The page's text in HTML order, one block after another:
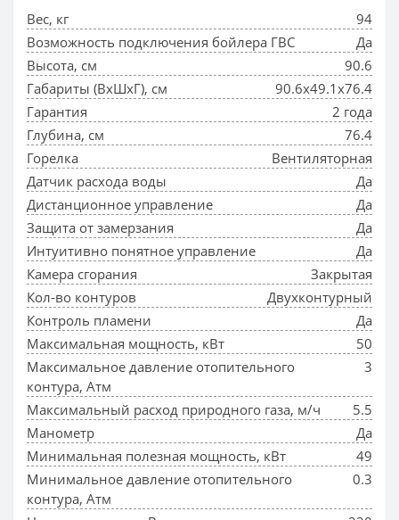
Вес, кг
94
Возможность подключения бойлера ГВС
Да
Высота, см
90.6
Габариты (ВхШхГ), см
90.6x49.1x76.4
Гарантия
2 года
Глубина, см
76.4
Горелка
Вентиляторная
Датчик расхода воды
Да
Дистанционное управление
Да
Защита от замерзания
Да
Интуитивно понятное управление
Да
Камера сгорания
Закрытая
Кол-во контуров
Двухконтурный
Контроль пламени
Да
Максимальная мощность, кВт
50
Максимальное давление отопительного
контура, Атм
3
Максимальный расход природного газа, м/ч
5.5
Манометр
Да
Минимальная полезная мощность, кВт
49
Минимальное давление отопительного
контура, Атм
0.3